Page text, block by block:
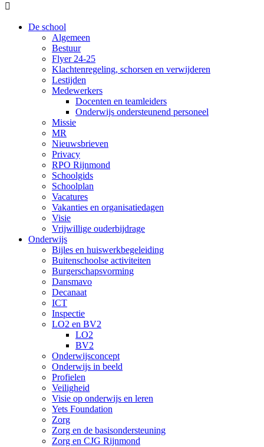

De school
Algemeen
Bestuur
Flyer 24-25
Klachtenregeling, schorsen en verwijderen
Lestijden
Medewerkers
Docenten en teamleiders
Onderwijs ondersteunend personeel
Missie
MR
Nieuwsbrieven
Privacy
RPO Rijnmond
Schoolgids
Schoolplan
Vacatures
Vakanties en organisatiedagen
Visie
Vrijwillige ouderbijdrage
Onderwijs
Bijles en huiswerkbegeleiding
Buitenschoolse activiteiten
Burgerschapsvorming
Dansmavo
Decanaat
ICT
Inspectie
LO2 en BV2
LO2
BV2
Onderwijsconcept
Onderwijs in beeld
Profielen
Veiligheid
Visie op onderwijs en leren
Yets Foundation
Zorg
Zorg en de basisondersteuning
Zorg en CJG Rijnmond